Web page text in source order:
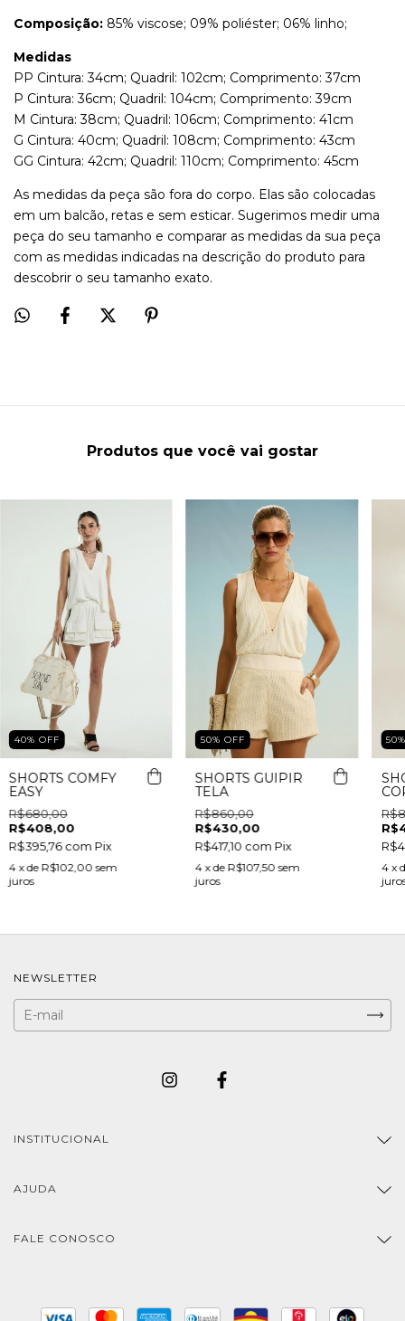
Composição: 85% viscose; 09% poliéster; 06% linho;
Medidas
PP Cintura: 34cm; Quadril: 102cm; Comprimento: 37cm
P Cintura: 36cm; Quadril: 104cm; Comprimento: 39cm
M Cintura: 38cm; Quadril: 106cm; Comprimento: 41cm
G Cintura: 40cm; Quadril: 108cm; Comprimento: 43cm
GG Cintura: 42cm; Quadril: 110cm; Comprimento: 45cm
As medidas da peça são fora do corpo. Elas são colocadas
em um balcão, retas e sem esticar. Sugerimos medir uma
peça do seu tamanho e comparar as medidas da sua peça
com as medidas indicadas na descrição do produto para
descobrir o seu tamanho exato.
Produtos que você vai gostar
40% OFF
SHORTS COMFY
EASY
R$680,00
R$408,00
R$395,76com Pix
4 x de R$102,00 sem
juros
50% OFF
SHORTS GUIPIR
TELA
R$860,00
R$430,00
R$417,10 com Pix
4 x de R$107,50 sem
juros
50
4 x
NEWSLETTER
INSTITUCIONAL
AJUDA
FALE CONOSCO